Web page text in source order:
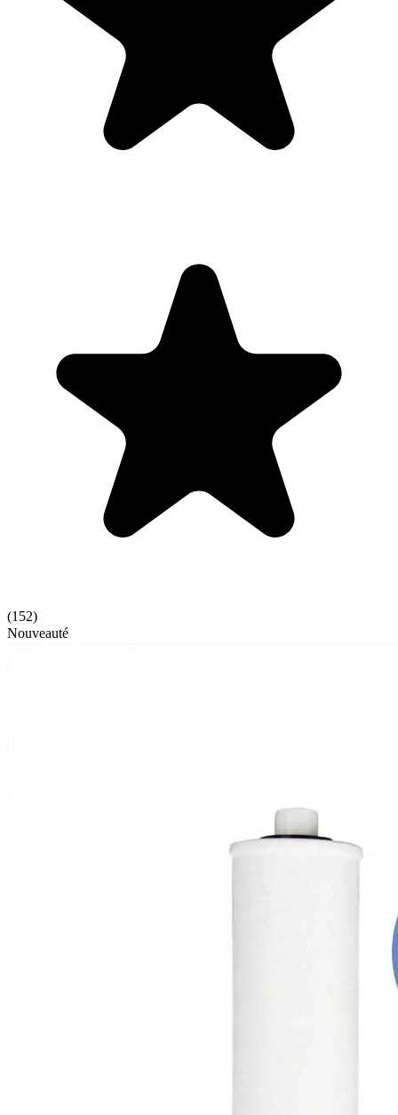
(152)
Nouveauté